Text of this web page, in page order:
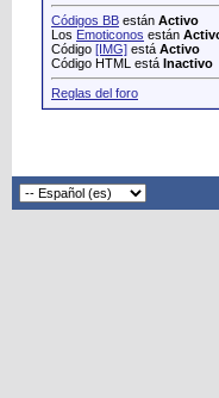
Códigos BB están Activo
Los Emoticonos están
Código [IMG] está Activo
Código HTML está Inactivo
Reglas del foro